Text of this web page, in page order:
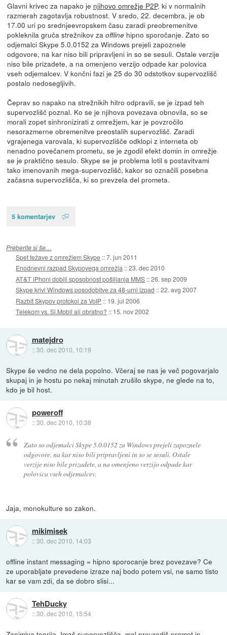
Glavni krivec za napako je njihovo omrežje P2P, ki v normalnih
razmerah zagotavlja robustnost. V sredo, 22. decembra, je ob
17.00 uri po srednjeevropskem času zaradi preobremenitve
pokleknila gruča strežnikov za offlinehipno sporočanje. Zato so
odjemalci Skype 5.0.0152 za Windows prejeli zapoznele
odgovore, na kar niso bili pripravljeni in so se sesuli. Ostale verzije
niso bile prizadete, a na omenjeno verzijo odpade kar polovica
vseh odjemalcev. V končni fazi je 25 do 30 odstotkov supervozlišč
postalo nedosegljivih.
Čeprav so napako na strežnikih hitro odpravili, se je izpad teh
supervozlišč poznal. Ko se je njihova povezava obnovila, so se
morali zopet sinhronizirati z omrežjem, kar je povzročilo
nesorazmerne obremenitve preostalih supervozlišč. Zaradi
vgrajenega varovala, ki supervozlišče odklopi z interneta ob
nenadno povečanem prometu, se je zgodil efekt domin in omrežje
se je praktično sesulo. Skype se je problema lotil s postavitvami
tako imenovanih mega-supervozlišč, kakor so označili posebna
začasna supervozlišča, ki so prevzela del prometa.
5 komentarjev
Preberite si še…
Spet težave z omrežjem Skype ::7. jun 2011
Enodnevni razpad Skypovega omrežja ::23. dec 2010
AT&T iPhoni dobili sposobnost pošiljanja MMS ::26. sep 2009
Skype krivi Windows posodobitve za 48-urni izpad ::22. avg 2007
Razbit Skypov protokol za VoIP :: 19. jul 2006
Telekom vs. Si.Mobil ali obratno? :: 15. nov 2002
matejdro
::30. dec 2010, 10:19
Skype še vedno ne dela popolno. Včeraj se nas je več pogovarjalo
skupaj in je hostu po nekaj minutah zrušilo skype, ne glede na to,
kdo je bil host.
poweroff
::30. dec 2010, 10:38
Zato so odjemalci Skype 5.0.0152 za Windows prejeli zapoznele
odgovore, na kar niso bili pripravljeni in so se sesuli. Ostale
verzije niso bile prizadete, a na omenjeno verzijo odpade kar
polovica vseh odjemalcev.
Jaja, monokulture so zakon.
mikimisek
::30. dec 2010, 14:03
offline instant messaging = hipno sporocanje brez povezave? Ce
ze uporabljate prevedene izraze naj bodo potem vsi, ne samo tisto
kar se vam zdi, da se dobro slisi...
TehDucky
::30. dec 2010, 15:54